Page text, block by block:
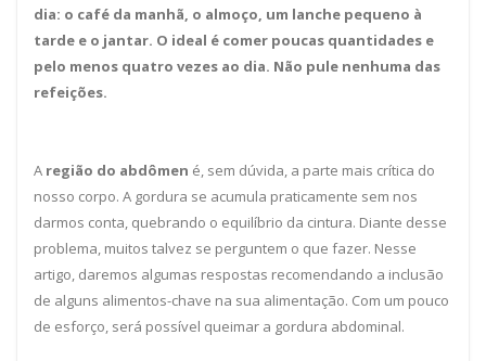
dia: o café da manhã, o almoço, um lanche pequeno à
tarde e o jantar. O ideal é comer poucas quantidades e
pelo menos quatro vezes ao dia. Não pule nenhuma das
refeições.
A região do abdômen é, sem dúvida, a parte mais crítica do
nosso corpo. A gordura se acumula praticamente sem nos
darmos conta, quebrando o equilíbrio da cintura. Diante desse
problema, muitos talvez se perguntem o que fazer. Nesse
artigo, daremos algumas respostas recomendando a inclusão
de alguns alimentos-chave na sua alimentação. Com um pouco
de esforço, será possível queimar a gordura abdominal.